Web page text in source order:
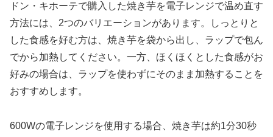
ドン・キホーテで購入した焼き芋を電子レンジで温め直す
方法には、2つのバリエーションがあります。しっとりと
した食感を好む方は、焼き芋を袋から出し、ラップで包ん
でから加熱してください。一方、ほくほくとした食感がお
好みの場合は、ラップを使わずにそのまま加熱することを
おすすめします。
600Wの電子レンジを使用する場合、焼き芋は約1分30秒